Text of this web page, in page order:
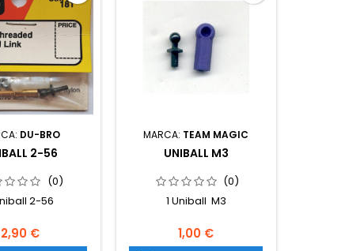
DU-BRO
2-56
(0)
2-56
2,90 €
MARCA: TEAM MAGIC
UNIBALL M3
(0)
1 Uniball M3
1,00 €